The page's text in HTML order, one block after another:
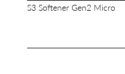
S3 Softener Gen2 Micro